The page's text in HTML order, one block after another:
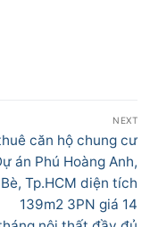
NEXT
căn hộ chung cư
án Phú Hoàng Anh,
Tp.HCM diện tích
139m2 3PN giá 14